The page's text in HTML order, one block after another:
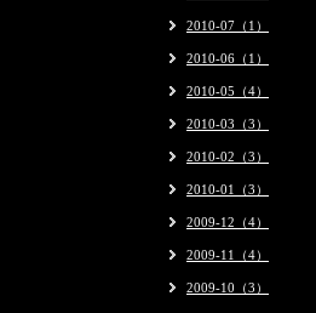
2010-07（1）
2010-06（1）
2010-05（4）
2010-03（3）
2010-02（3）
2010-01（3）
2009-12（4）
2009-11（4）
2009-10（3）